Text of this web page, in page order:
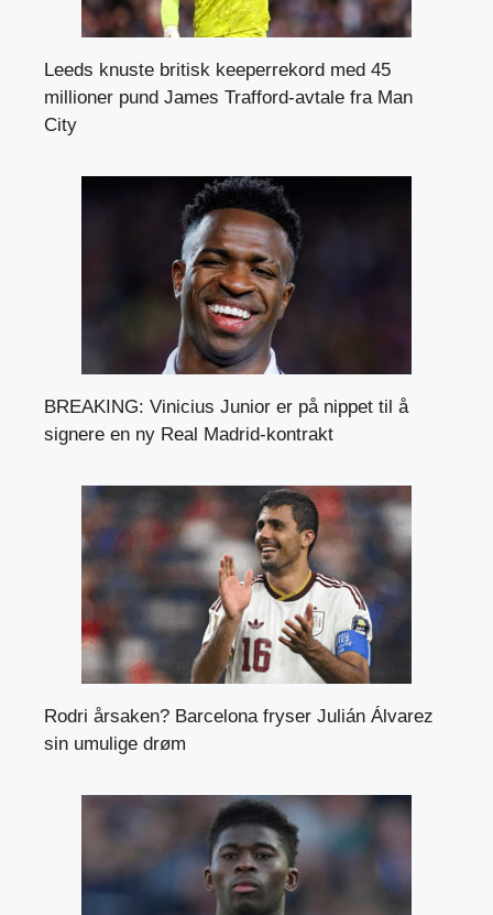
Leeds knuste britisk keeperrekord med 45
millioner pund James Trafford-avtale fra Man
City
BREAKING: Vinicius Junior er på nippet til å
signere en ny Real Madrid-kontrakt
Rodri årsaken? Barcelona fryser Julián Álvarez
sin umulige drøm